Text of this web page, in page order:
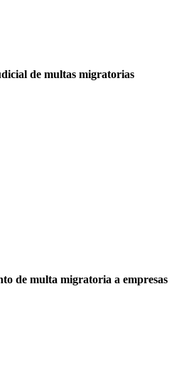
de multas migratorias
de multa migratoria a empresas